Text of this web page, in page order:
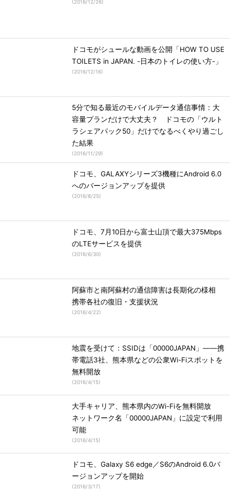
(2016/12/26)
ドコモがシュールな動画を公開「HOW TO USE
TOILETS in JAPAN. -日本のトイレの使い方-」
(2016/12/16)
5分で知る最近のモバイルデータ通信事情：大
容量プランだけで大丈夫？ ドコモの「ウルト
ラシェアパック50」だけでなるべくやり過ごし
た結果
(2016/11/29)
ドコモ、GALAXYシリーズ3機種にAndroid 6.0
へのバージョンアップを提供
(2016/8/25)
ドコモ、7月10日から富士山頂で最大375Mbps
のLTEサービスを提供
(2016/6/30)
阿蘇市と南阿蘇村の通信障害は長期化の様相
携帯各社の復旧・支援状況
(2016/4/22)
地震を受けて：SSIDは「00000JAPAN」――携
帯電話3社、熊本県などの公衆Wi-Fiスポットを
無料開放
(2016/4/15)
大手キャリア、熊本県内のWi-Fiを無料開放
ネットワーク名「00000JAPAN」に設定で利用
可能
(2016/4/15)
ドコモ、Galaxy S6 edge／S6のAndroid 6.0バ
ージョンアップを開始
(2016/3/17)